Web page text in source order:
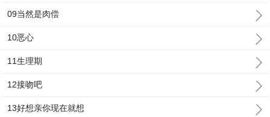
09当然是肉偿
10恶心
11生理期
12接吻吧
13好想亲你现在就想